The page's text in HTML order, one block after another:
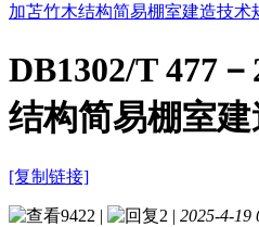
加苫竹木结构简易棚室建造技术
DB1302/T 477
结构简易棚室
[复制链接]
9422 | 2 | 2025-4-19